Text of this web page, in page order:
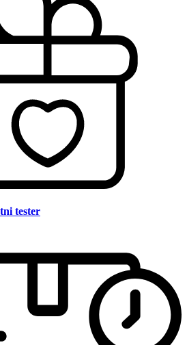
tester